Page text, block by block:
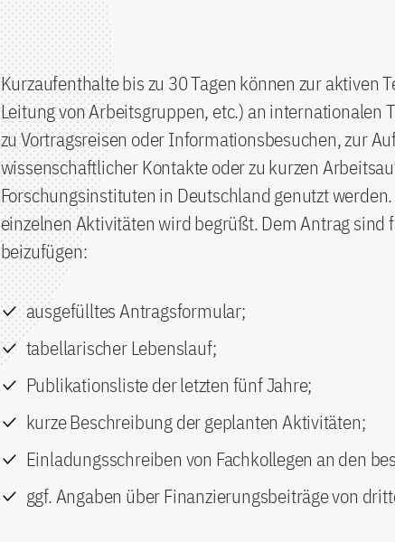
Kurzaufenthalte bis zu 30 Tagen können zur aktiven
Leitung von Arbeitsgruppen, etc.) an internationalen
zu Vortragsreisen oder Informationsbesuchen, zur
wissenschaftlicher Kontakte oder zu kurzen
Forschungsinstituten in Deutschland genutzt
einzelnen Aktivitäten wird begrüßt. Dem Antrag sind
beizufügen:
ausgefülltes Antragsformular;
tabellarischer Lebenslauf;
Publikationsliste der letzten fünf Jahre;
kurze Beschreibung der geplanten Aktivitäten;
Einladungsschreiben von Fachkollegen an den
ggf. Angaben über Finanzierungsbeiträge von